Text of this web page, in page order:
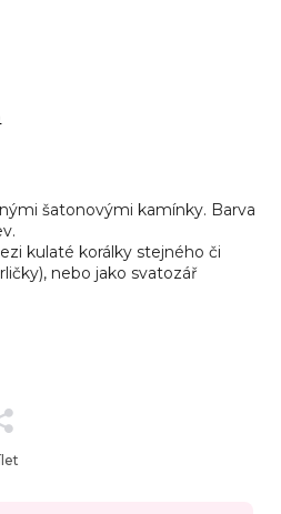
šatonovými kamínky. Barva
kulaté korálky stejného či
nebo jako svatozář